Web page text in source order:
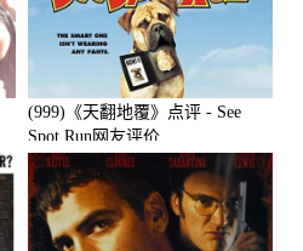
(999)《天翻地覆》点评 - See
Spot Run网友评价